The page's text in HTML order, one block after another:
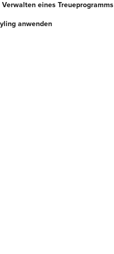
eines Treueprogramms
anwenden